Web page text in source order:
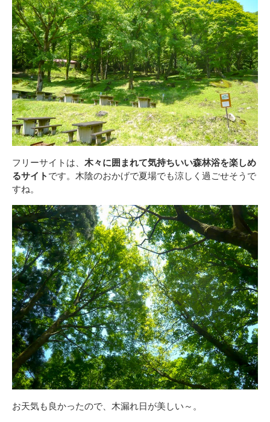
フリーサイトは、 木々に囲まれて気持ちいい森林浴を楽しめ
るサイト です。木陰のおかげで夏場でも涼しく過ごせそうで
すね。
お天気も良かったので、木漏れ日が美しい～。